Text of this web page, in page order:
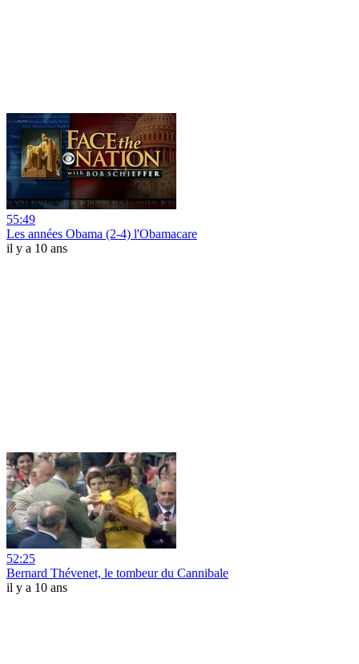
55:49
Les années Obama (2-4) l'Obamacare
il y a 10 ans
52:25
Bernard Thévenet, le tombeur du Cannibale
il y a 10 ans